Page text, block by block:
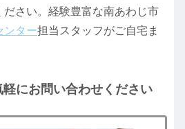
ださい。経験豊富な南あわじ市
ンター担当スタッフがご自宅ま
にお問い合わせください